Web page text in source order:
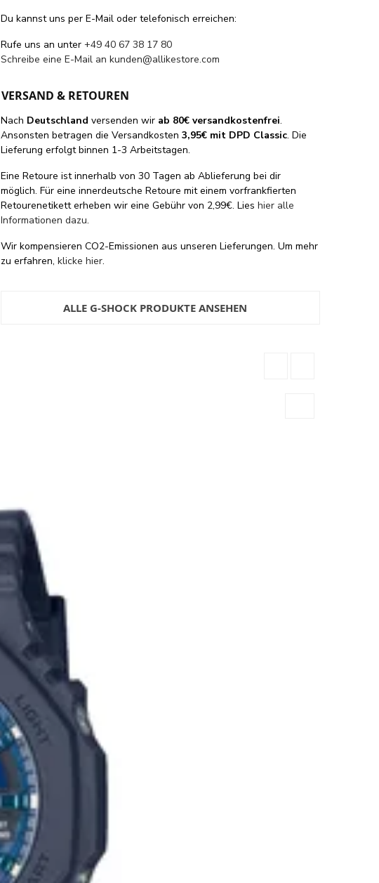
Du kannst uns per E-Mail oder telefonisch erreichen:
Rufe uns an unter+49 40 67 38 17 80
Schreibe eine E-Mail ankunden@allikestore.com
VERSAND & RETOUREN
Nach Deutschland versenden wir ab 80€ versandkostenfrei.
Ansonsten betragen die Versandkosten3,95€ mit DPD Classic. Die
Lieferung erfolgt binnen 1-3 Arbeitstagen.
Eine Retoure ist innerhalb von 30 Tagen ab Ablieferung bei dir
möglich. Für eine innerdeutsche Retoure mit einem vorfrankfierten
Retourenetikett erheben wir eine Gebühr von 2,99€. Lieshier alle
Informationen dazu.
Wir kompensieren CO2-Emissionen aus unseren Lieferungen. Um mehr
zu erfahren,klicke hier.
ALLE G-SHOCK PRODUKTE ANSEHEN